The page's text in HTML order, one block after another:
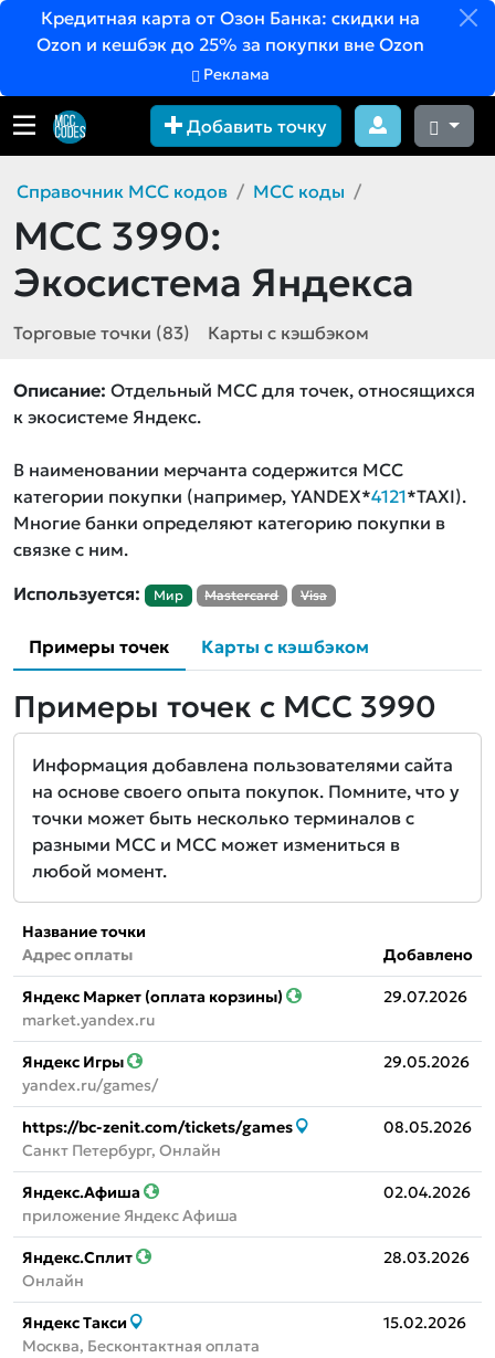
Кредитная карта от Озон Банка: скидки на
Ozon и кешбэк до 25% за покупки вне Ozon
Реклама
Добавить точку
Справочник MCC кодов MCC коды
MCC 3990:
Экосистема Яндекса
Торговые точки (83) Карты с кэшбэком
Описание: Отдельный MCC для точек, относящихся
к экосистеме Яндекс.
В наименовании мерчанта содержится MCC
категории покупки (например, YANDEX*4121*TAXI).
Многие банки определяют категорию покупки в
связке с ним.
Используется:
Мир Mastercard Visa
Примеры точек Карты с кэшбэком
Примеры точек с MCC 3990
Информация добавлена пользователями сайта
на основе своего опыта покупок. Помните, что у
точки может быть несколько терминалов с
разными MCC и MCC может измениться в
любой момент.
Название точки
Адрес оплаты
Добавлено
Яндекс Маркет (оплата корзины)
market.yandex.ru
29.07.2026
Яндекс Игры
yandex.ru/games/
29.05.2026
https://bc-zenit.com/tickets/games
Санкт Петербург, Онлайн
08.05.2026
Яндекс.Афиша
приложение Яндекс Афиша
02.04.2026
Яндекс.Сплит
Онлайн
28.03.2026
Яндекс Такси
Москва, Бесконтактная оплата
15.02.2026